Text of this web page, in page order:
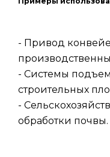
- Привод
- Системы
строительных
-
обработки почвы.